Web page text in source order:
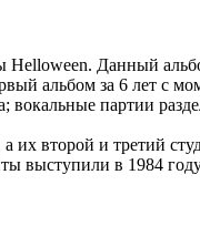
Данный
альбом за 6 лет с
вокальные партии
их второй и третий
выступили в 1984